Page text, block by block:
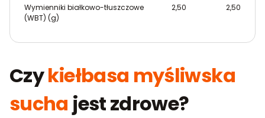
Wymienniki białkowo-tłuszczowe
(WBT) (g)
2,50 2,50
Czykiełbasa myśliwska
sucha jest zdrowe?